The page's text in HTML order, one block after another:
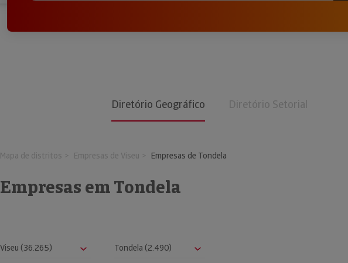
Diretório Geográfico Diretório Setorial
Mapa de distritos Empresas de Viseu Empresas de Tondela
Empresas em Tondela